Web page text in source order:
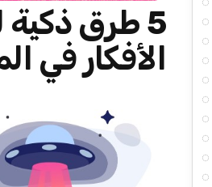
5 طرق
الأفكار في